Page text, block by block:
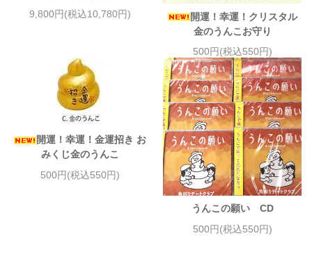
9,800円(税込10,780円)
開運！幸運！クリスタル
金のうんこお守り
500円(税込550円)
開運！幸運！金運招き お
みくじ金のうんこ
500円(税込550円)
うんこの願い CD
500円(税込550円)